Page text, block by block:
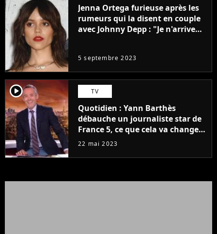
Jenna Ortega furieuse après les
rumeurs qui la disent en couple
avec Johnny Depp : "Je n'arrive
5 septembre 2023
player2 TV
Quotidien : Yann Barthès
débauche un journaliste star de
France 5, ce que cela va changer
à la rentrée
22 mai 2023